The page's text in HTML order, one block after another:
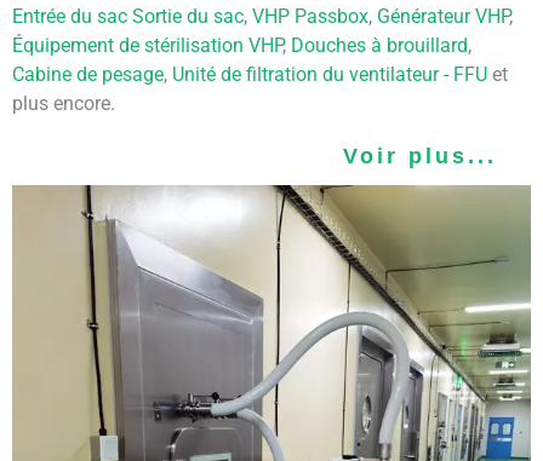
Entrée du sac Sortie du sac, VHP Passbox, Générateur VHP,
Équipement de stérilisation VHP, Douches à brouillard,
Cabine de pesage, Unité de filtration du ventilateur - FFU et
plus encore.
Voir plus...